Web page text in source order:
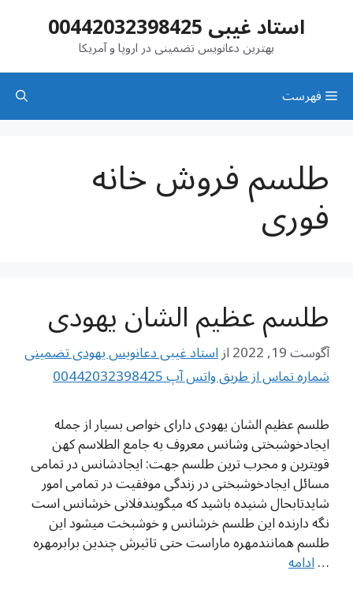
استاد غیبی 00442032398425
بهترین دعانویس تضمینی در اروپا و آمریکا
فهرست
طلسم فروش خانه
فوری
طلسم عظیم الشان یهودی
آگوست 19, 2022 ازاستاد غیبی دعانویس یهودی تضمینی
شماره تماس از طریق واتس آپ 00442032398425
طلسم عظیم الشان یهودی دارای خواص بسیار از جمله
ایجادخوشبختی وشانس معروف به جامع الطلاسم کهن
قویترین و مجرب ترین طلسم جهت: ایجادشانس در تمامی
مسائل ایجادخوشبختی در زندگی موفقیت در تمامی امور
شایدتابحال شنیده باشید که میگویندفلانی خرشانس است
نگه دارنده این طلسم خرشانس و خوشبخت میشود این
طلسم همانندمهره ماراست حتی تاثیرش چندین برابرمهره
…ادامه